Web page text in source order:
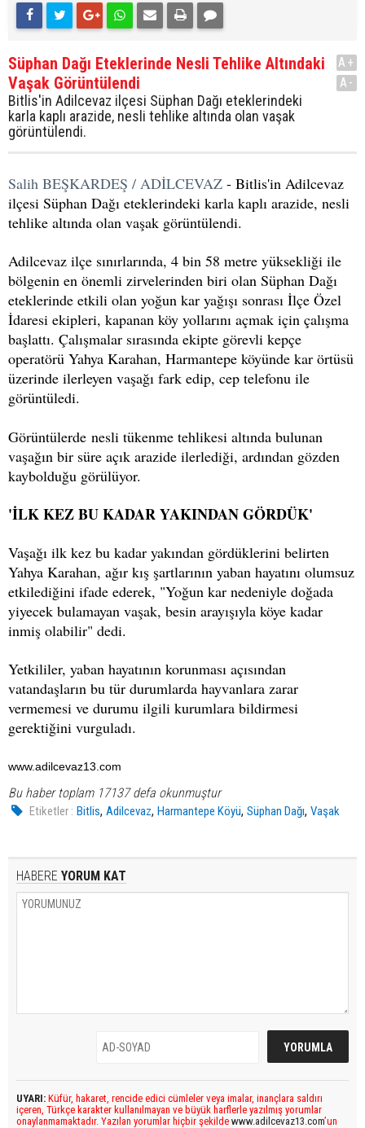
Süphan Dağı Eteklerinde Nesli Tehlike Altındaki
Vaşak Görüntülendi
Bitlis'in Adilcevaz ilçesi Süphan Dağı eteklerindeki
karla kaplı arazide, nesli tehlike altında olan vaşak
görüntülendi.
A+
A-
Salih BEŞKARDEŞ / ADİLCEVAZ - Bitlis'in Adilcevaz
ilçesi Süphan Dağı eteklerindeki karla kaplı arazide, nesli
tehlike altında olan vaşak görüntülendi.
Adilcevaz ilçe sınırlarında, 4 bin 58 metre yüksekliği ile
bölgenin en önemli zirvelerinden biri olan Süphan Dağı
eteklerinde etkili olan yoğun kar yağışı sonrası İlçe Özel
İdaresi ekipleri, kapanan köy yollarını açmak için çalışma
başlattı. Çalışmalar sırasında ekipte görevli kepçe
operatörü Yahya Karahan, Harmantepe köyünde kar örtüsü
üzerinde ilerleyen vaşağı fark edip, cep telefonu ile
görüntüledi.
Görüntülerde nesli tükenme tehlikesi altında bulunan
vaşağın bir süre açık arazide ilerlediği, ardından gözden
kaybolduğu görülüyor.
'İLK KEZ BU KADAR YAKINDAN GÖRDÜK'
Vaşağı ilk kez bu kadar yakından gördüklerini belirten
Yahya Karahan, ağır kış şartlarının yaban hayatını olumsuz
etkilediğini ifade ederek, "Yoğun kar nedeniyle doğada
yiyecek bulamayan vaşak, besin arayışıyla köye kadar
inmiş olabilir" dedi.
Yetkililer, yaban hayatının korunması açısından
vatandaşların bu tür durumlarda hayvanlara zarar
vermemesi ve durumu ilgili kurumlara bildirmesi
gerektiğini vurguladı.
www.adilcevaz13.com
Bu haber toplam 17137 defa okunmuştur
Etiketler : Bitlis,Adilcevaz,Harmantepe Köyü,Süphan Dağı,Vaşak
HABERE YORUM KAT
UYARI: Küfür, hakaret, rencide edici cümleler veya imalar, inançlara saldırı
içeren, Türkçe karakter kullanılmayan ve büyük harflerle yazılmış yorumlar
onaylanmamaktadır. Yazılan yorumlar hiçbir şekilde www.adilcevaz13.com’un